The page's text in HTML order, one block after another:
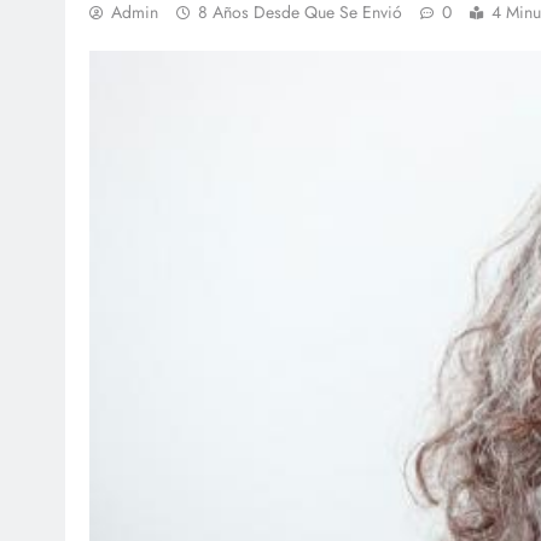
Admin 8 Años Desde Que Se Envió 0 4